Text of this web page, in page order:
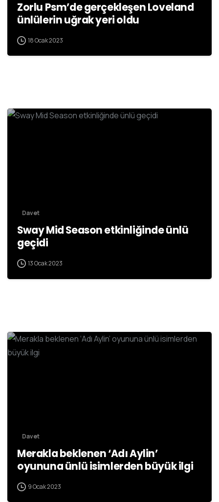
Zorlu Psm’de gerçekleşen Loveland
ünlülerin uğrak yeri oldu
18 Ocak 2023
Davet
Sway Mid Season etkinliğinde ünlü
geçidi
13 Ocak 2023
Davet
Merakla beklenen ‘Adı Aylin’
oyununa ünlü isimlerden büyük ilgi
9 Ocak 2023